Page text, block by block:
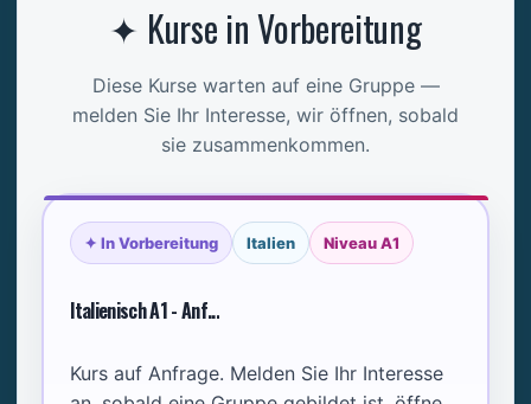
✦ Kurse in Vorbereitung
Diese Kurse warten auf eine Gruppe —
melden Sie Ihr Interesse, wir öffnen, sobald
sie zusammenkommen.
✦ In Vorbereitung Italien Niveau A1
Italienisch A1 - Anf...
Kurs auf Anfrage. Melden Sie Ihr Interesse